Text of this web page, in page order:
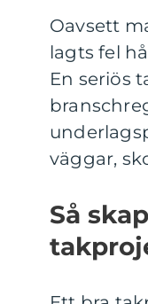
Oavsett
lagts fel
En seriös
väggar,
Så